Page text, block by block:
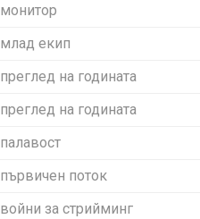
монитор
млад екип
преглед на годината
преглед на годината
палавост
първичен поток
войни за стрийминг